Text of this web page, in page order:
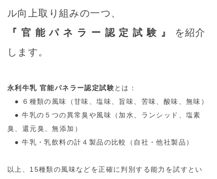
ル向上取り組みの一つ、
『 官 能 パ ネ ラ ー 認 定 試 験 』
を紹介
します。
永利牛乳 官能パネラー認定試験とは：
● ６種類の風味（甘味、塩味、旨味、苦味、酸味、無味）
● 牛乳の５つの異常臭や風味（加水、ランシッド、塩素
臭、還元臭、無添加）
● 牛乳・乳飲料の計４製品の比較（自社・他社製品）
以上、15種類の風味などを正確に判別する能力を試すとい